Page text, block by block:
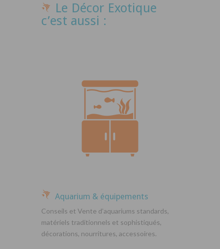
Le Décor Exotique
c’est aussi :
Aquarium & équipements
Conseils et Vente d’aquariums standards,
matériels traditionnels et sophistiqués,
décorations, nourritures, accessoires.